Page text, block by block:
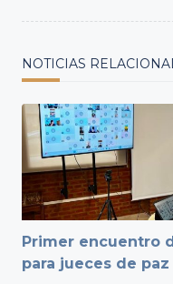
NOTICIAS
Primer encuentro
para jueces de paz